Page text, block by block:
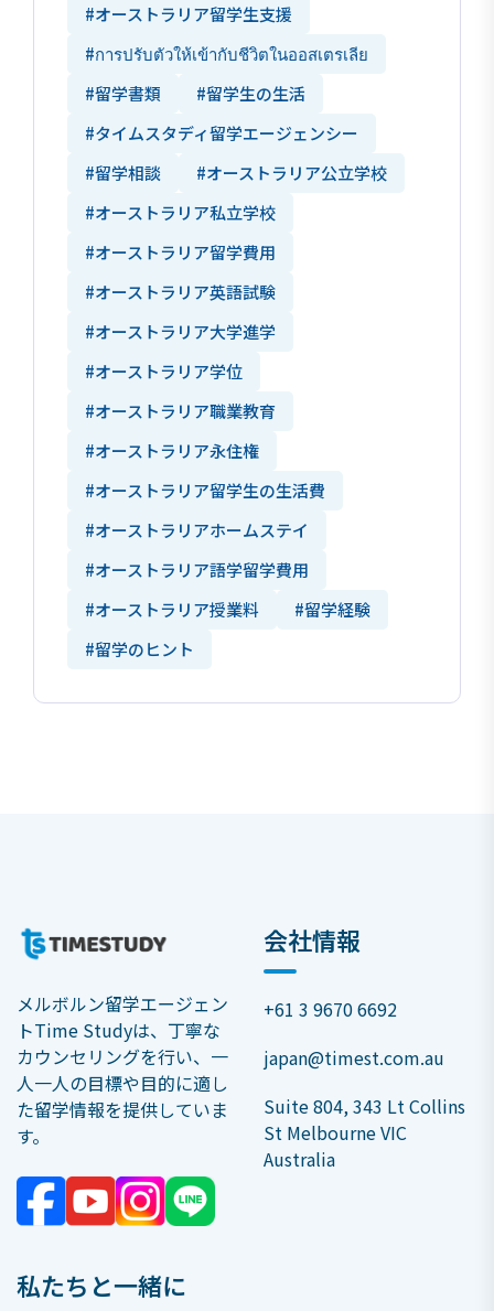
#オーストラリア留学生支援
#การปรับตัวให้เข้ากับชีวิตในออสเตรเลีย
#留学書類
#留学生の生活
#タイムスタディ留学エージェンシー
#留学相談
#オーストラリア公立学校
#オーストラリア私立学校
#オーストラリア留学費用
#オーストラリア英語試験
#オーストラリア大学進学
#オーストラリア学位
#オーストラリア職業教育
#オーストラリア永住権
#オーストラリア留学生の生活費
#オーストラリアホームステイ
#オーストラリア語学留学費用
#オーストラリア授業料
#留学経験
#留学のヒント
メルボルン留学エージェン
トTime Studyは、丁寧な
カウンセリングを行い、一
人一人の目標や目的に適し
た留学情報を提供していま
す。
会社情報
+61 3 9670 6692
japan@timest.com.au
Suite 804, 343 Lt Collins
St Melbourne VIC
Australia
私たちと一緒に